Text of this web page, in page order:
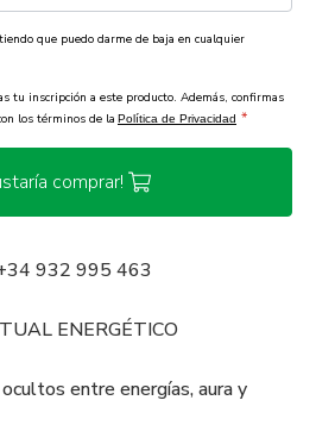
que puedo darme de baja en cualquier
tu inscripción a este producto. Además, confirmas
los términos de la Política de Privacidad *
comprar!
932 995 463
ENERGÉTICO
entre energías, aura y